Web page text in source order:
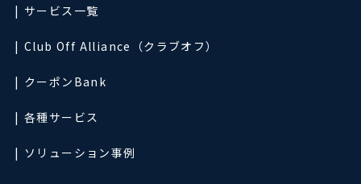
サービス一覧
Club Off Alliance（クラブオフ）
クーポンBank
各種サービス
ソリューション事例